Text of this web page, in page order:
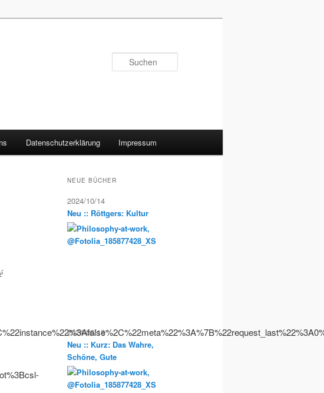
Datenschutzerklärung Impressum
NEUE BÜCHER
2024/10/14
Neu :: Röttgers: Kultur
2024/06/13
Neu :: Kurz: Das Wahre,
Schöne, Gute